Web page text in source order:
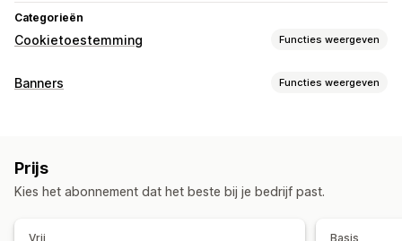
Categorieën
Cookietoestemming Functies weergeven
Weergaveopties
Naleving privacybeleid
Gegevensbeheer
Banners Functies weergeven
Aanpassing
Prijs
Kies het abonnement dat het beste bij je bedrijf past.
Vrij Basis